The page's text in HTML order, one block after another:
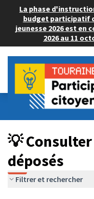
La phase
budget participatif
jeunesse 2026 est en
2026 au 11
Budget Participatif
💡 Consulter les projets
💡
déposés
Filtrer et rechercher